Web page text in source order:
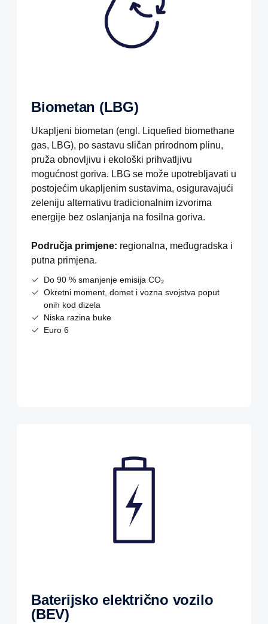
Biometan (LBG)
Ukapljeni biometan (engl. Liquefied biomethane
gas, LBG), po sastavu sličan prirodnom plinu,
pruža obnovljivu i ekološki prihvatljivu
mogućnost goriva. LBG se može upotrebljavati u
postojećim ukapljenim sustavima, osiguravajući
zeleniju alternativu tradicionalnim izvorima
energije bez oslanjanja na fosilna goriva.
Područja primjene: regionalna, međugradska i
putna primjena.
Do 90 % smanjenje emisija CO₂
Okretni moment, domet i vozna svojstva poput
onih kod dizela
Niska razina buke
Euro 6
Baterijsko električno vozilo
(BEV)